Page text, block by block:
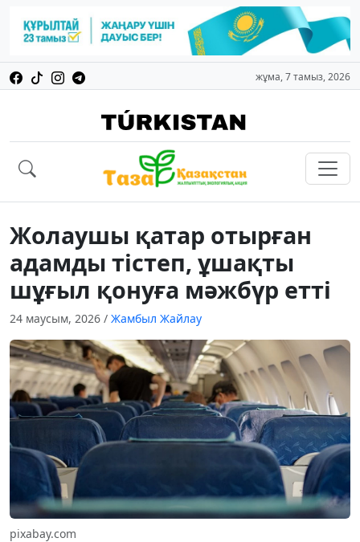
жұма, 7 тамыз, 2026
Жолаушы қатар отырған
адамды тістеп, ұшақты
шұғыл қонуға мәжбүр етті
24 маусым, 2026 / Жамбыл Жайлау
pixabay.com